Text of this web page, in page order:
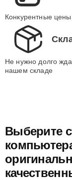
Конкурентные
Не нужно долго
нашем складе
Выберите